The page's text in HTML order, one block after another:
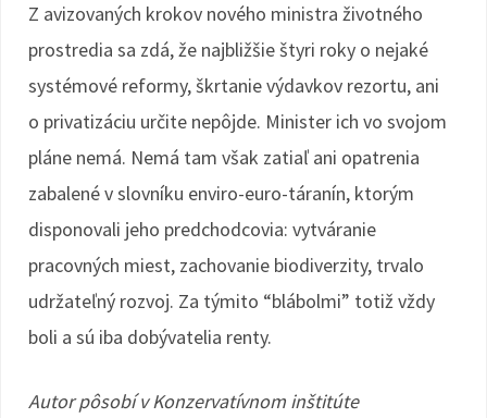
Z avizovaných krokov nového ministra životného
prostredia sa zdá, že najbližšie štyri roky o nejaké
systémové reformy, škrtanie výdavkov rezortu, ani
o privatizáciu určite nepôjde. Minister ich vo svojom
pláne nemá. Nemá tam však zatiaľ ani opatrenia
zabalené v slovníku enviro-euro-táranín, ktorým
disponovali jeho predchodcovia: vytváranie
pracovných miest, zachovanie biodiverzity, trvalo
udržateľný rozvoj. Za týmito “blábolmi” totiž vždy
boli a sú iba dobývatelia renty.
Autor pôsobí v Konzervatívnom inštitúte